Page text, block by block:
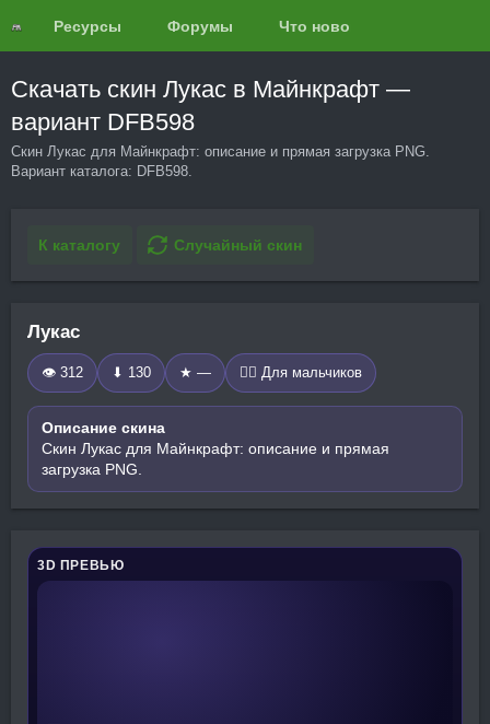
Ресурсы Форумы Что нового?
Скачать скин Лукас в Майнкрафт —
вариант DFB598
Скин Лукас для Майнкрафт: описание и прямая загрузка PNG.
Вариант каталога: DFB598.
К каталогу Случайный скин
Лукас
👁 312 ⬇ 130 ★ — 🧍‍♂️ Для мальчиков
Описание скина
Скин Лукас для Майнкрафт: описание и прямая
загрузка PNG.
3D ПРЕВЬЮ